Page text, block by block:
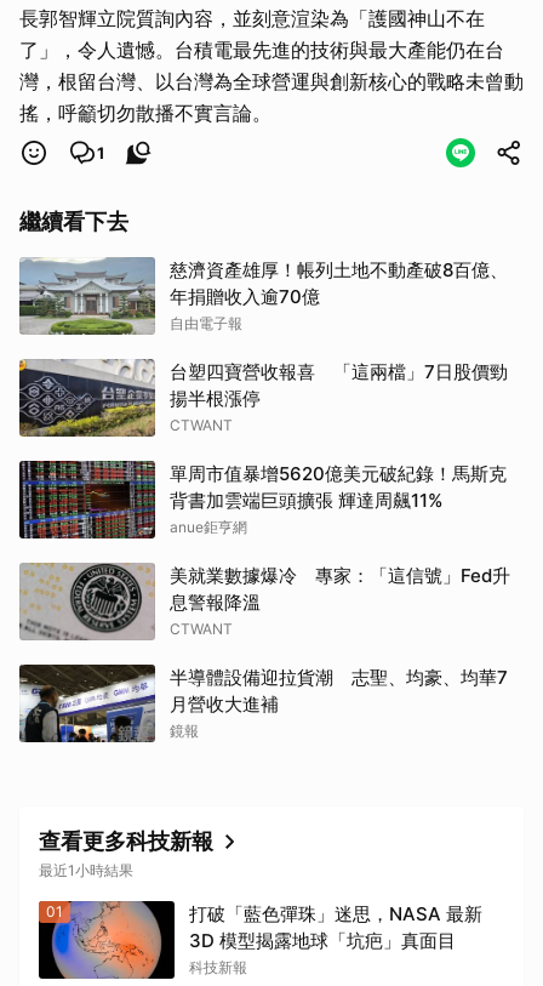
長郭智輝立院質詢內容，並刻意渲染為「護國神山不在
了」，令人遺憾。台積電最先進的技術與最大產能仍在台
灣，根留台灣、以台灣為全球營運與創新核心的戰略未曾動
搖，呼籲切勿散播不實言論。
1
繼續看下去
慈濟資產雄厚！帳列土地不動產破8百億、
年捐贈收入逾70億
自由電子報
台塑四寶營收報喜 「這兩檔」7日股價勁
揚半根漲停
CTWANT
單周市值暴增5620億美元破紀錄！馬斯克
背書加雲端巨頭擴張 輝達周飆11%
anue鉅亨網
美就業數據爆冷 專家：「這信號」Fed升
息警報降溫
CTWANT
半導體設備迎拉貨潮 志聖、均豪、均華7
月營收大進補
鏡報
查看更多科技新報
最近1小時結果
01
打破「藍色彈珠」迷思，NASA 最新
3D 模型揭露地球「坑疤」真面目
科技新報
取消